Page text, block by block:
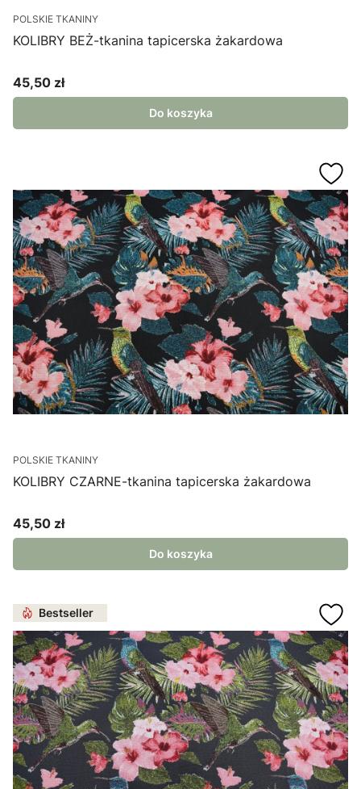
POLSKIE TKANINY
KOLIBRY BEŻ-tkanina tapicerska żakardowa
Cena
45,50 zł
Do koszyka
POLSKIE TKANINY
KOLIBRY CZARNE-tkanina tapicerska żakardowa
Cena
45,50 zł
Do koszyka
Bestseller